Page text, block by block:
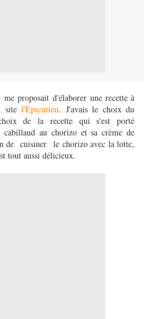
proposait d'élaborer une recette à
site l'Epicurien. J'avais le choix du
de la recette qui s'est porté
au chorizo et sa crème de
de cuisiner le chorizo avec la lotte,
tout aussi délicieux.